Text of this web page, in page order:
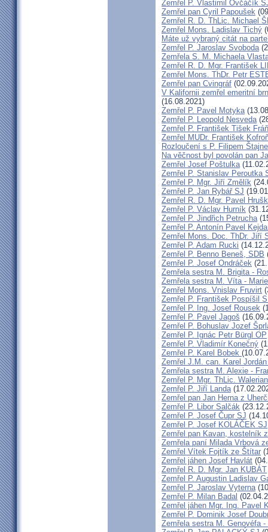
Zemřel P. Vlastimil Ovčáčík
Zemřel pan Cyril Papoušek
Zemřel R. D. ThLic. Michael
Zemřel Mons. Ladislav Tichý
Máte už vybraný citát na
Zemřel P. Jaroslav Svoboda
Zemřela S. M. Michaela
Zemřel R. D. Mgr. František
Zemřel Mons. ThDr. Petr
Zemřel pan Cvingráf
V Kalifornii zemřel emeritní
(16.08.2021)
Zemřel P. Pavel Motyka
Zemřel P. Leopold Nesveda
Zemřel P. František Tišek
Zemřel MUDr. František
Rozloučení s P. Filipem
Na věčnost byl povolán pan
Zemřel Josef Poštulka
Zemřel P. Stanislav Peroutka
Zemřel P. Mgr. Jiří Změlík
Zemřel P. Jan Rybář SJ
Zemřel R. D. Mgr. Pavel
Zemřel P. Václav Hurník
Zemřel P. Jindřich Petrucha
Zemřel P. Antonín Pavel
Zemřel Mons. Doc. ThDr. Jiří
Zemřel P. Adam Rucki
Zemřel P. Benno Beneš, SDB
Zemřel P. Josef Ondráček
Zemřela sestra M. Brigita -
Zemřela sestra M. Víta -
Zemřel Mons. Vnislav Fruvirt
Zemřel P. František Pospíšil
Zemřel P. Ing. Josef Rousek
Zemřel P. Pavel Jagoš
Zemřel P. Bohuslav Jozef
Zemřel P. Ignác Petr Bürgl OP
Zemřel P. Vladimír Konečný
Zemřel P. Karel Bobek
Zemřel J.M. can. Karel
Zemřela sestra M. Alexie -
Zemřel P. Mgr. ThLic.
Zemřel P. Jiří Landa
Zemřel pan Jan Herna z
Zemřel P. Libor Salčák
Zemřel P. Josef Čupr SJ
Zemřel P. Josef KOLÁČEK SJ
Zemřel pan Kavan, kostelník
Zemřela paní Milada Vrbová
Zemřel Vítek Fojtík ze Štítar
Zemřel jáhen Josef Havlát
Zemřel R. D. Mgr. Jan KUBÁT
Zemřel P. Augustin Ladislav
Zemřel P. Jaroslav Vyterna
Zemřel P. Milan Badal
Zemřel jáhen Mgr. Ing. Pavel
Zemřel P. Dominik Josef
Zemřela sestra M. Genovéfa